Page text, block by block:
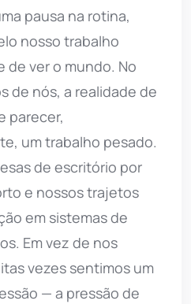
pausa na rotina,
nosso trabalho
de ver o mundo. No
de nós, a realidade de
parecer,
um trabalho pesado.
de escritório por
e nossos trajetos
em sistemas de
Em vez de nos
vezes sentimos um
— a pressão de